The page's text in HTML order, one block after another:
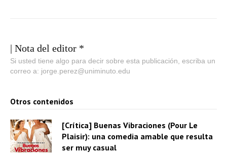
| Nota del editor *
Si usted tiene algo para decir sobre esta publicación, escriba un
correo a: jorge.perez@uniminuto.edu
Otros contenidos
[Crítica] Buenas Vibraciones (Pour Le
Plaisir): una comedia amable que resulta
ser muy casual